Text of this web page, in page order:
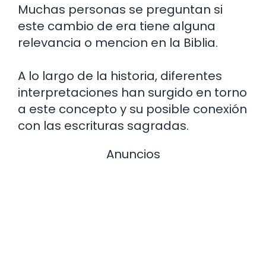
Muchas personas se preguntan si
este cambio de era tiene alguna
relevancia o mencion en la Biblia.
A lo largo de la historia, diferentes
interpretaciones han surgido en torno
a este concepto y su posible conexión
con las escrituras sagradas.
Anuncios